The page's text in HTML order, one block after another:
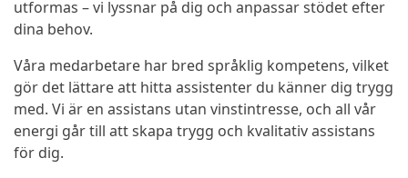
utformas – vi lyssnar på dig och anpassar stödet efter
dina behov.
Våra medarbetare har bred språklig kompetens, vilket
gör det lättare att hitta assistenter du känner dig trygg
med. Vi är en assistans utan vinstintresse, och all vår
energi går till att skapa trygg och kvalitativ assistans
för dig.